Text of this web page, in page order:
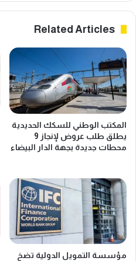
Related Articles
المكتب الوطني للسكك الحديدية
يطلق طلب عروض لإنجاز 9
محطات جديدة بجهة الدار البيضاء
مؤسسة التمويل الدولية تضخ